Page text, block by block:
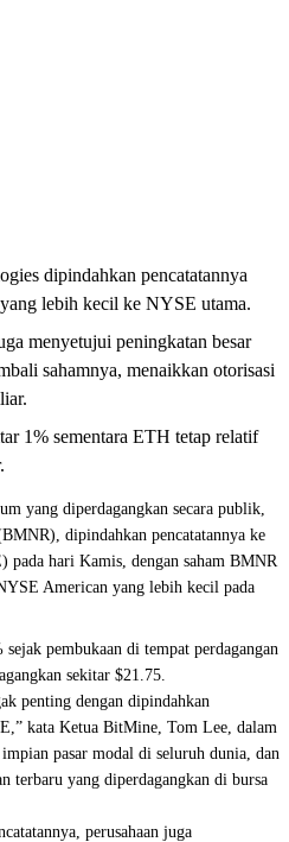
dipindahkan pencatatannya
lebih kecil ke NYSE utama.
menyetujui peningkatan besar
sahamnya, menaikkan otorisasi
1% sementara ETH tetap relatif
yang diperdagangkan secara publik,
dipindahkan pencatatannya ke
pada hari Kamis, dengan saham BMNR
American yang lebih kecil pada
pembukaan di tempat perdagangan
sekitar $21.75.
penting dengan dipindahkan
kata Ketua BitMine, Tom Lee, dalam
pasar modal di seluruh dunia, dan
terbaru yang diperdagangkan di bursa
perusahaan juga